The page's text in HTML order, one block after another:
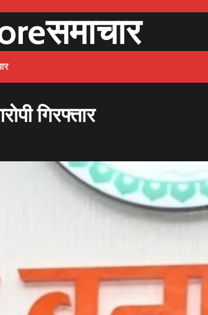
गिरफ्तार
ब्यूरोक्रेट्स मुख्य समाचार
राजनीति
वित्त और व्यापार